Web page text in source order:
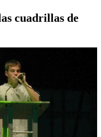
cuadrillas de